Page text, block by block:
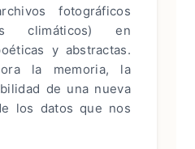
fotográficos
climáticos) en
y abstractas.
la memoria, la
de una nueva
los datos que nos